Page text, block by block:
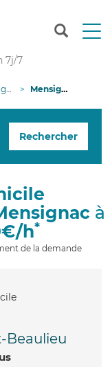
T
n
g
7j/7
Mensignac
Rechercher
à
h*
de la demande
Beaulieu